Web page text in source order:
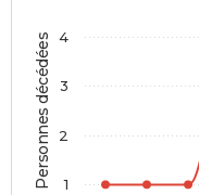
Personnes décédées 1
2
3
4